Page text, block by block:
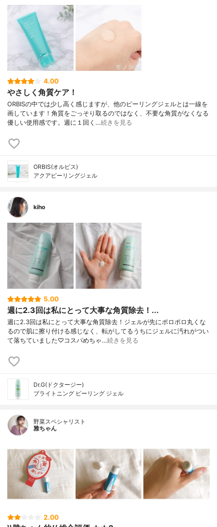
4.00
やさしく角質ケア！
ORBISの中では少し高く感じますが、他のピーリングジェルとは一線を
画しています！角質をごっそり取るのではなく、不要な角質がなくなる
優しい使用感です。週に１回く…続きを見る
ORBIS(オルビス)
アクアピーリングジェル
kiho
5.00
週に2.3回は私にとって大事な角質除去！...
週に2.3回は私にとって大事な角質除去！ジェルが先にポロポロ丸くな
るので肌に擦り付ける感じなく、転がしてるうちにジェルに汚れがつい
て落ちていました♡コスパめちゃ…続きを見る
Dr.G(ドクタージー)
ブライトニング ピーリング ジェル
野菜スペシャリスト
雅ちゃん
2.00